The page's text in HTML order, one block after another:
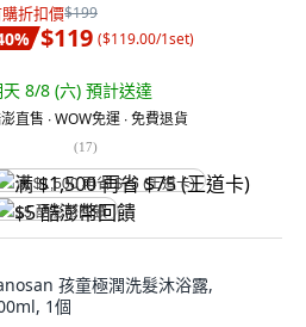
折扣價$199
% $119 ($119.00/1set)
天 8/8 (六) 預計送達
直售 ∙ WOW免運 ∙ 免費退貨
(17)
满 $1,500 再省 $75 (王道卡)
$5 酷澎幣回饋
孩童極潤洗髮沐浴露,
1個